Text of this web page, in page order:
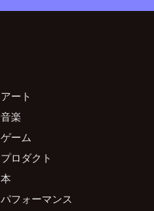
アート
音楽
ゲーム
プロダクト
本
パフォーマンス